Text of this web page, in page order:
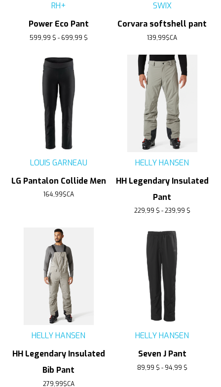
RH+
Power Eco Pant
599,99 $ - 699,99 $
SWIX
Corvara softshell pant
139,99$CA
LOUIS GARNEAU
LG Pantalon Collide Men
164,99$CA
HELLY HANSEN
HH Legendary Insulated
Pant
229,99 $ - 239,99 $
HELLY HANSEN
HH Legendary Insulated
Bib Pant
279,99$CA
HELLY HANSEN
Seven J Pant
89,99 $ - 94,99 $